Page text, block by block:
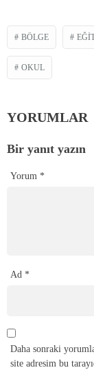
BÖLGE
OKUL
YORUMLAR
Bir yanıt yazın
Yorum *
Ad *
Daha sonraki
site adresim bu